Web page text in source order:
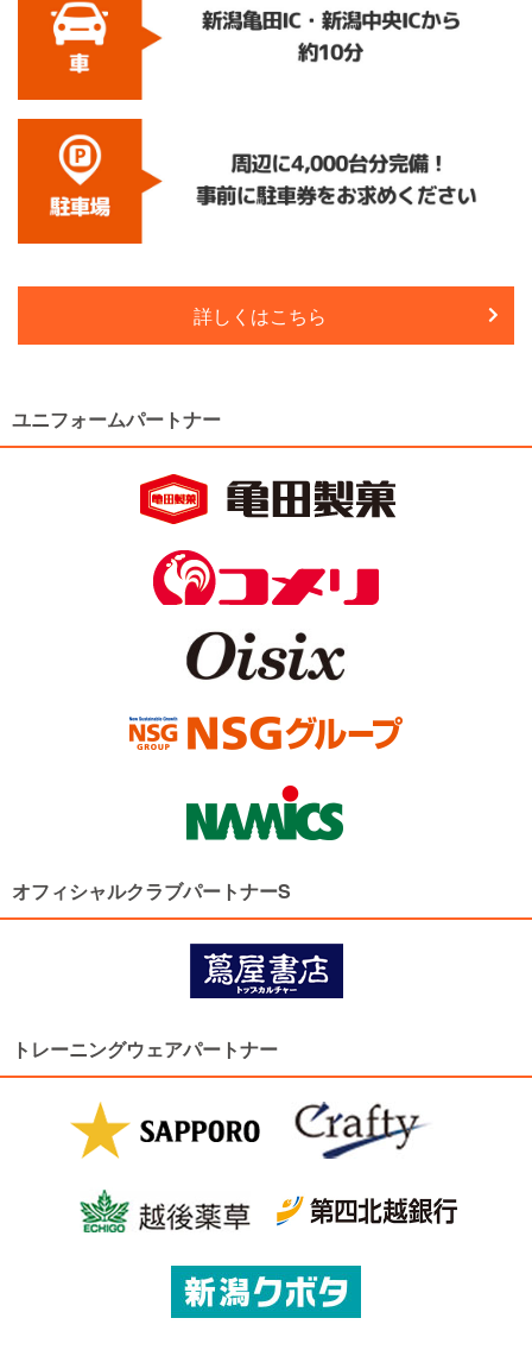
詳しくはこちら
ユニフォームパートナー
オフィシャルクラブパートナーS
トレーニングウェアパートナー